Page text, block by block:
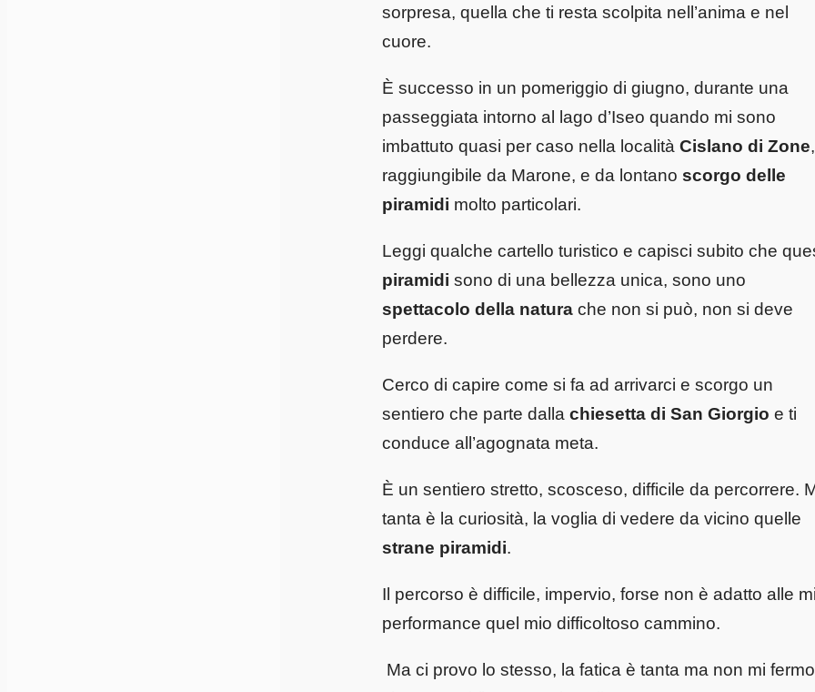
sorpresa, quella che ti resta scolpita nell’anima e nel
cuore.
È successo in un pomeriggio di giugno, durante una
passeggiata intorno al lago d’Iseo quando mi sono
imbattuto quasi per caso nella località Cislano di Zone,
raggiungibile da Marone, e da lontano scorgo delle
piramidi molto particolari.
Leggi qualche cartello turistico e capisci subito che
piramidi sono di una bellezza unica, sono uno
spettacolo della natura che non si può, non si deve
perdere.
Cerco di capire come si fa ad arrivarci e scorgo un
sentiero che parte dalla chiesetta di San Giorgio e ti
conduce all’agognata meta.
È un sentiero stretto, scosceso, difficile da percorrere.
tanta è la curiosità, la voglia di vedere da vicino quelle
strane piramidi.
Il percorso è difficile, impervio, forse non è adatto alle
performance quel mio difficoltoso cammino.
Ma ci provo lo stesso, la fatica è tanta ma non mi